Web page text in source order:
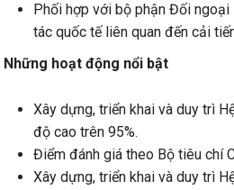
Phối hợp với bộ phận Đối
tác quốc tế liên quan đến cải
Những hoạt động nổi bật
Xây dựng, triển khai và duy trì
độ cao trên 95%.
Điểm đánh giá theo Bộ tiêu chí
Xây dựng, triển khai và duy trì